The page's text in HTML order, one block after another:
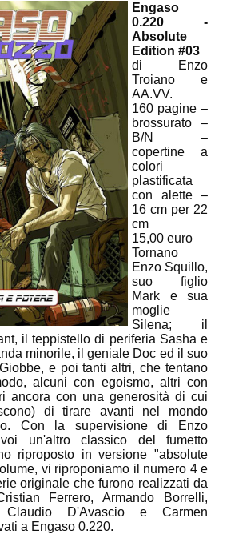
2016
2017
Indipendente
Engaso
0.220 -
Absolute
Edition #03
di Enzo
Troiano e
AA.VV.
160 pagine –
brossurato –
B/N –
copertine a
colori
plastificata
con alette –
16 cm per 22
cm
15,00 euro
Tornano
Enzo Squillo,
suo figlio
Mark e sua
moglie
Silena; il
il teppistello di periferia Sasha e
minorile, il geniale Doc ed il suo
e poi tanti altri, che tentano
alcuni con egoismo, altri con
ancora con una generosità di cui
di tirare avanti nel mondo
Con la supervisione di Enzo
un'altro classico del fumetto
riproposto in versione "absolute
vi riproponiamo il numero 4 e
originale che furono realizzati da
Ferrero, Armando Borrelli,
Claudio D'Avascio e Carmen
a Engaso 0.220.